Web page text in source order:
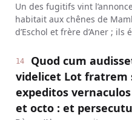
Un des fugitifs vint
habitait aux chênes de
d’Eschol et frère d’Aner ; ils
14
Quod cum
videlicet Lot fratrem
expeditos
et octo : et